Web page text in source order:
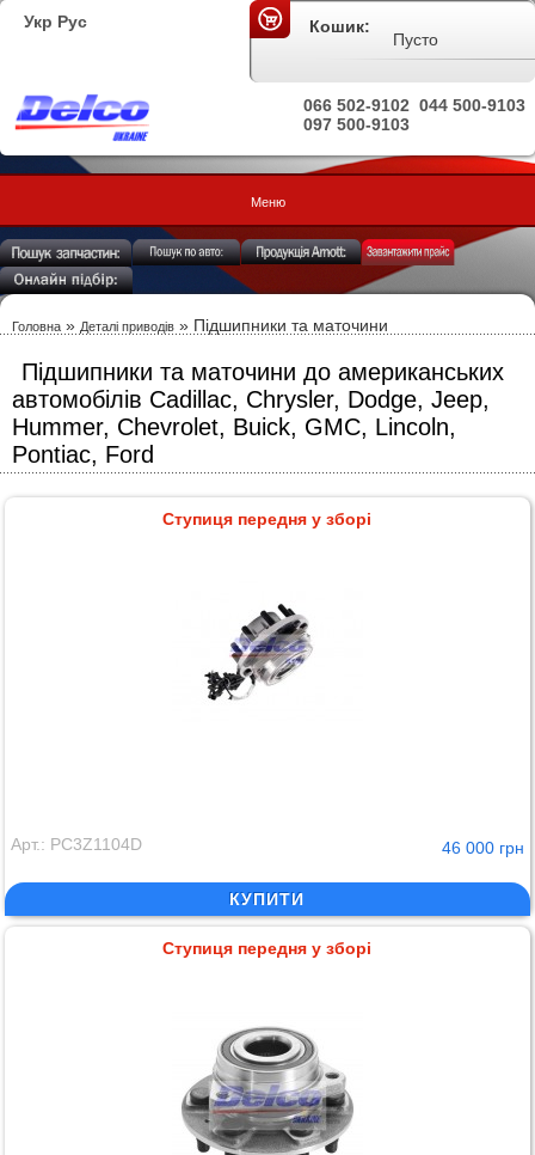
Укр Рус
044 500-9103
066 502-9102
097 500-9103
Кошик:
Пусто
Меню
Головна » Деталі приводів » Підшипники та маточини
Підшипники та маточини до американських
автомобілів Cadillac, Chrysler, Dodge, Jeep,
Hummer, Chevrolet, Buick, GMC, Lincoln,
Pontiac, Ford
Ступиця передня у зборі
Арт.: PC3Z1104D 46 000 грн
КУПИТИ
Ступиця передня у зборі